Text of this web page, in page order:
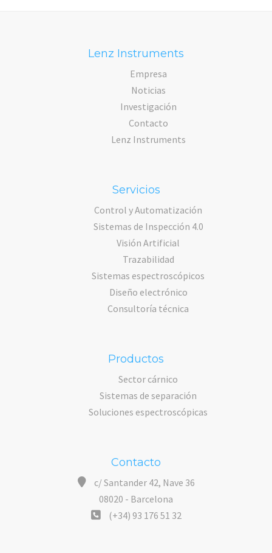
Lenz Instruments
Empresa
Noticias
Investigación
Contacto
Lenz Instruments
Servicios
Control y Automatización
Sistemas de Inspección 4.0
Visión Artificial
Trazabilidad
Sistemas espectroscópicos
Diseño electrónico
Consultoría técnica
Productos
Sector cárnico
Sistemas de separación
Soluciones espectroscópicas
Contacto
c/ Santander 42, Nave 36
08020 - Barcelona
(+34) 93 176 51 32